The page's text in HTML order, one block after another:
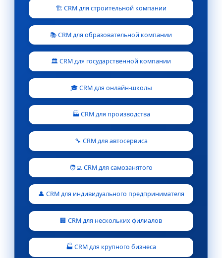
🏗️ CRM для строительной компании
📚 CRM для образовательной компании
🏛️ CRM для государственной компании
🎓 CRM для онлайн-школы
🏭 CRM для производства
🔧 CRM для автосервиса
🧑‍💻 CRM для самозанятого
👤 CRM для индивидуального предпринимателя
🏢 CRM для нескольких филиалов
🏭 CRM для крупного бизнеса